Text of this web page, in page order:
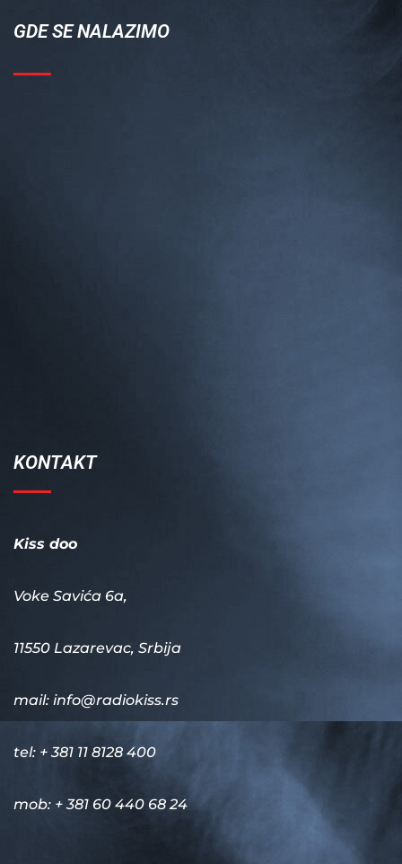
GDE SE NALAZIMO
KONTAKT
Kiss doo
Voke Savića 6a,
11550 Lazarevac, Srbija
mail: info@radiokiss.rs
tel: + 381 11 8128 400
mob: + 381 60 440 68 24